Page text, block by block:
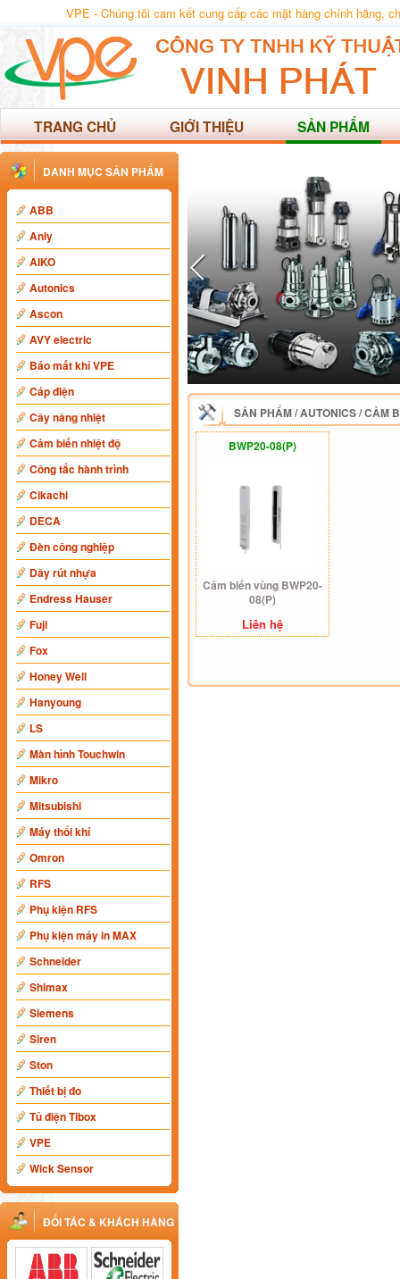
VPE - Chúng tôi cam kết cung cấp các mặt hàng chính hãng,
TRANG CHỦ GIỚI THIỆU SẢN PHẨM
DANH MỤC SẢN PHẨM
ABB
Anly
AIKO
Autonics
Ascon
AVY electric
Báo mất khí VPE
Cáp điện
Cây nâng nhiệt
Cảm biến nhiệt độ
Công tắc hành trình
Cikachi
DECA
Đèn công nghiệp
Dây rút nhựa
Endress Hauser
Fuji
Fox
Honey Well
Hanyoung
LS
Màn hình Touchwin
Mikro
Mitsubishi
Máy thổi khí
Omron
RFS
Phụ kiện RFS
Phụ kiện máy in MAX
Schneider
Shimax
Siemens
Siren
Ston
Thiết bị đo
Tủ điện Tibox
VPE
Wick Sensor
ĐỐI TÁC & KHÁCH HÀNG
SẢN PHẨM/AUTONICS/CẢM
BWP20-08(P)
Cảm biến vùng BWP20-
08(P)
Liên hệ